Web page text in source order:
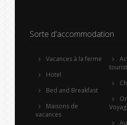
Sorte d'accommodation
Vacances à la ferme
Hotel
Bed and Breakfast
Maisons de
vacances